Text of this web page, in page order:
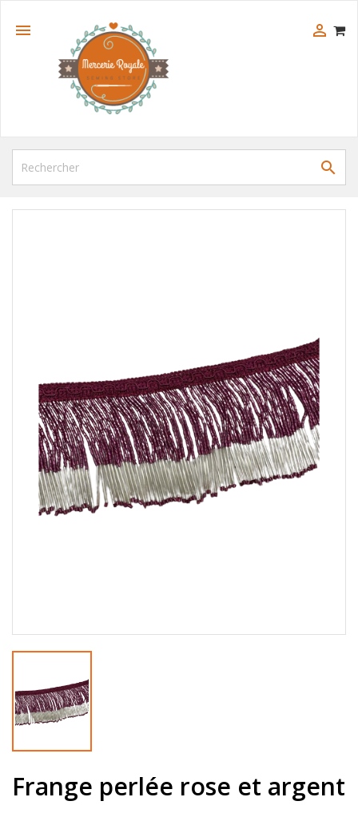
 

Frange perlée rose et argent